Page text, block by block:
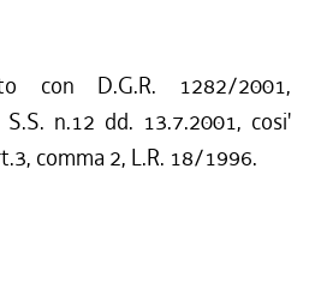
con D.G.R. 1282/2001,
n.12 dd. 13.7.2001, cosi'
comma 2, L.R. 18/1996.